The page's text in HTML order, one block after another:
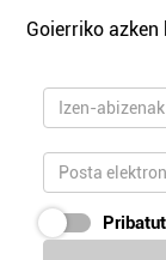
Goierriko